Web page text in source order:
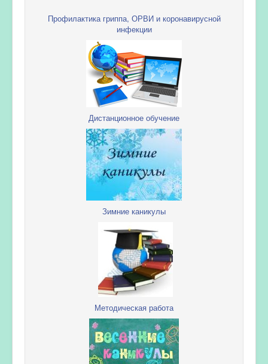
Профилактика гриппа, ОРВИ и коронавирусной
инфекции
Дистанционное обучение
Зимние каникулы
Методическая работа